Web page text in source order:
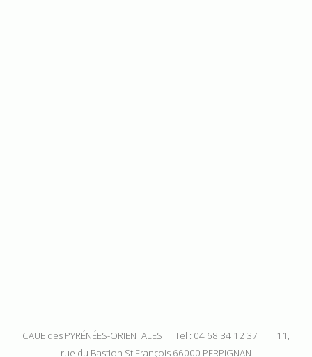
CAUE des PYRÉNÉES-ORIENTALES Tel : 04 68 34 12 37 11,
rue du Bastion St François 66000 PERPIGNAN